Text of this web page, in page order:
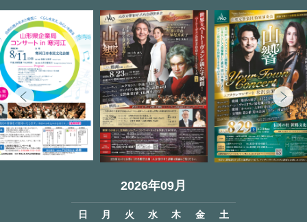
2026年09月
日 月 火 水 木 金 土